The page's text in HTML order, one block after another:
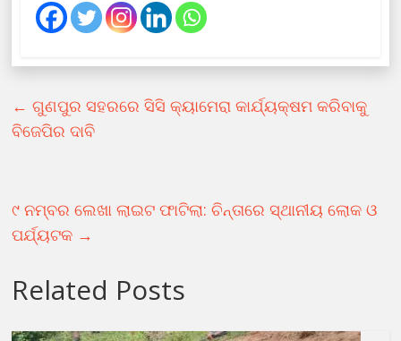
← ଗୁଣପୁର ସହରରେ ସିସି କ୍ୟାମେରା କାର୍ଯ୍ୟକ୍ଷମ କରିବାକୁ
ବିଜେପିର ଦାବି
୯ ନମ୍ବର ଲେଖା ଲାଇଟ ଫାଟିଲା: ଚିନ୍ତାରେ ସ୍ଥାନୀୟ ଲୋକ ଓ
ପର୍ଯ୍ୟଟକ →
Related Posts